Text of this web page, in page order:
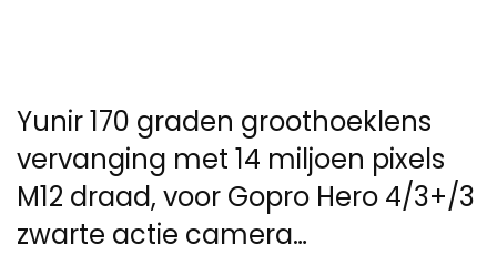
Yunir 170 graden groothoeklens
vervanging met 14 miljoen pixels
M12 draad, voor Gopro Hero 4/3+/3
zwarte actie camera…